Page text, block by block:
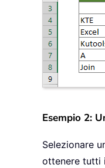
Esempio 2:
Selezionare
ottenere tutti